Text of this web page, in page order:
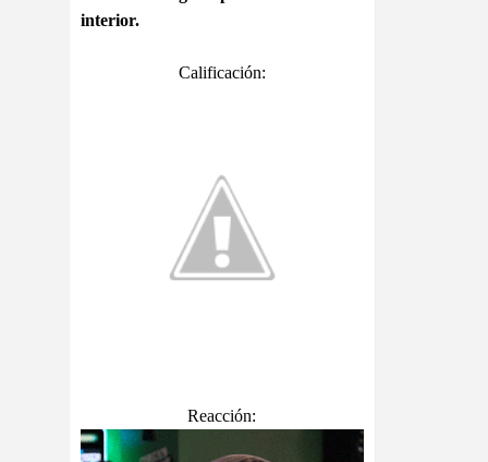
interior.
Calificación:
Reacción: